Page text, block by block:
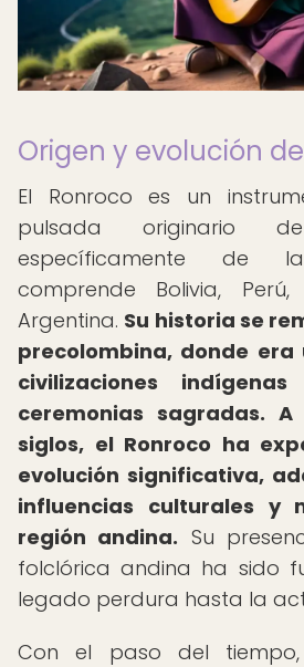
Origen y evolución
El Ronroco es un
pulsada originario
específicamente de
comprende Bolivia,
Argentina. Su historia se
precolombina, donde
civilizaciones
ceremonias sagradas. A
siglos, el Ronroco ha
evolución significativa,
influencias culturales y
región andina. Su
folclórica andina ha sido
legado perdura hasta la
Con el paso del